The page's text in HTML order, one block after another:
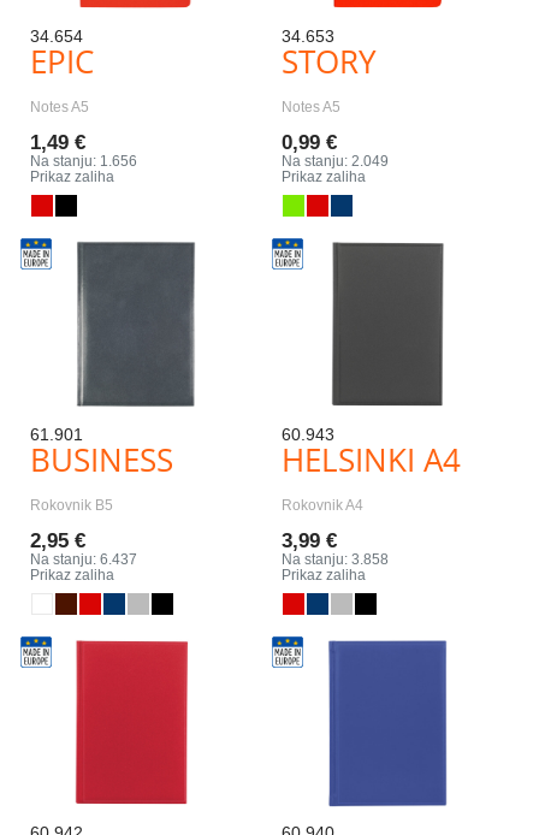
34.654
EPIC
Notes A5
1,49 €
Na stanju: 1.656
Prikaz zaliha
34.653
STORY
Notes A5
0,99 €
Na stanju: 2.049
Prikaz zaliha
61.901
BUSINESS
Rokovnik B5
2,95 €
Na stanju: 6.437
Prikaz zaliha
60.943
HELSINKI A4
Rokovnik A4
3,99 €
Na stanju: 3.858
Prikaz zaliha